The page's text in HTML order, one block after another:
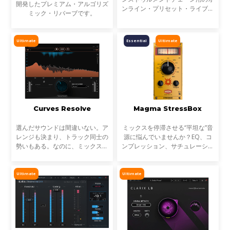
開発したプレミアム・アルゴリズ
ミック・リバーブです。
ンライン・プリセット・ライブラ
し、完成済みのミックス、サンプ
ル、ループ素材を瞬時に解
Ultimate
Curves Resolve
選んだサウンドは間違いない。ア
レンジも決まり、トラック同士の
勢いもある。なのに、ミックスが
らです。これが音のマスキングと
言われる現象です。
Ultimate
Essential
Magma StressBox
ミックスを停滞させる“平坦な”音
源に悩んでいませんか？EQ、コ
ンプレッション、サチュレーショ
のが StressBoxです。
Ultimate Ultimate